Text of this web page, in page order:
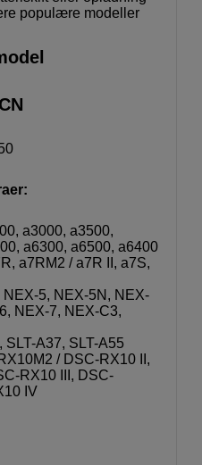
populære modeller
a3000, a3500,
a6300, a6500, a6400
a7RM2 / a7R II, a7S,
NEX-5, NEX-5N, NEX-
NEX-7, NEX-C3,
SLT-A37, SLT-A55
/ DSC-RX10 II,
RX10 III, DSC-
IV